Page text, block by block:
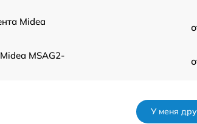
Midea
MSAG2-
У меня